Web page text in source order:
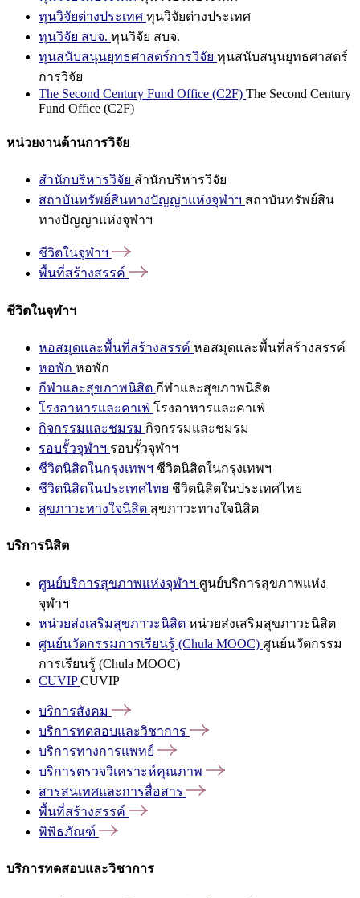
ทุนวิจัยต่างประเทศ ทุนวิจัยต่างประเทศ
ทุนวิจัย สบจ. ทุนวิจัย สบจ.
ทุนสนับสนุนยุทธศาสตร์การวิจัย ทุนสนับสนุนยุทธศาสตร์
การวิจัย
The Second Century Fund Office (C2F) The Second Century
Fund Office (C2F)
หน่วยงานด้านการวิจัย
สำนักบริหารวิจัย สำนักบริหารวิจัย
สถาบันทรัพย์สินทางปัญญาแห่งจุฬาฯ สถาบันทรัพย์สิน
ทางปัญญาแห่งจุฬาฯ
ชีวิตในจุฬาฯ
พื้นที่สร้างสรรค์
ชีวิตในจุฬาฯ
หอสมุดและพื้นที่สร้างสรรค์ หอสมุดและพื้นที่สร้างสรรค์
หอพัก หอพัก
กีฬาและสุขภาพนิสิต กีฬาและสุขภาพนิสิต
โรงอาหารและคาเฟ่ โรงอาหารและคาเฟ่
กิจกรรมและชมรม กิจกรรมและชมรม
รอบรั้วจุฬาฯ รอบรั้วจุฬาฯ
ชีวิตนิสิตในกรุงเทพฯ ชีวิตนิสิตในกรุงเทพฯ
ชีวิตนิสิตในประเทศไทย ชีวิตนิสิตในประเทศไทย
สุขภาวะทางใจนิสิต สุขภาวะทางใจนิสิต
บริการนิสิต
ศูนย์บริการสุขภาพแห่งจุฬาฯ ศูนย์บริการสุขภาพแห่ง
จุฬาฯ
หน่วยส่งเสริมสุขภาวะนิสิต หน่วยส่งเสริมสุขภาวะนิสิต
ศูนย์นวัตกรรมการเรียนรู้ (Chula MOOC) ศูนย์นวัตกรรม
การเรียนรู้ (Chula MOOC)
CUVIPCUVIP
บริการสังคม
บริการทดสอบและวิชาการ
บริการทางการแพทย์
บริการตรวจวิเคราะห์คุณภาพ
สารสนเทศและการสื่อสาร
พื้นที่สร้างสรรค์
พิพิธภัณฑ์
บริการทดสอบและวิชาการ